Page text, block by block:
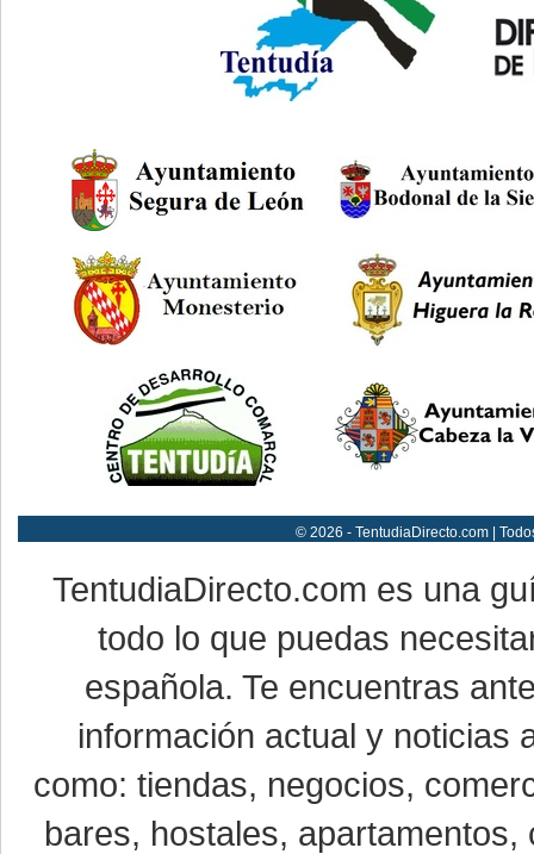
© 2026 - TentudiaDirecto.com |
TentudiaDirecto.com es una
todo lo que puedas
española. Te encuentras
información actual y noticias
como: tiendas, negocios,
bares, hostales,